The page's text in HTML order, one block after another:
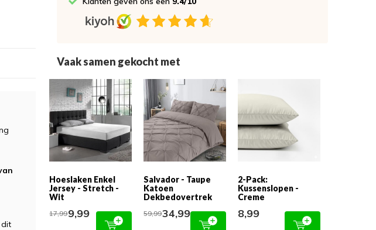
dit
Vaak samen gekocht met
Hoeslaken Enkel
Jersey - Stretch -
Wit
17,999,99
Salvador - Taupe
Katoen
Dekbedovertrek
59,9934,99
2-Pack:
Kussenslopen -
Creme
8,99